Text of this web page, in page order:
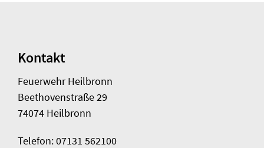
Kontakt
Feuerwehr Heilbronn
Beethovenstraße 29
74074 Heilbronn
Telefon: 07131 562100